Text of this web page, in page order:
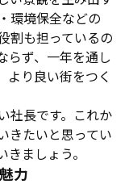
環境保全などの
割も担っているの
らず、一年を通し
より良い街をつく
社長です。これか
きたいと思ってい
ましょう。
力